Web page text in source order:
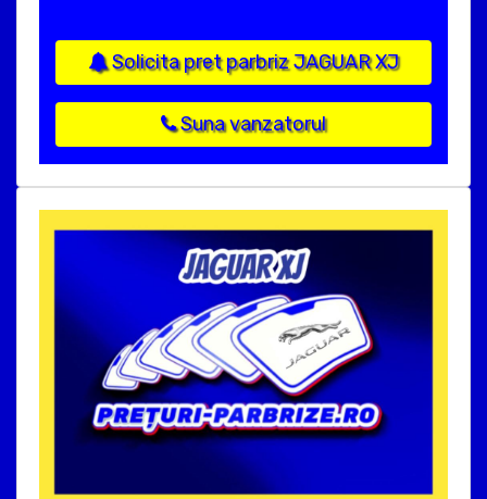
Solicita pret parbriz JAGUAR XJ
Suna vanzatorul